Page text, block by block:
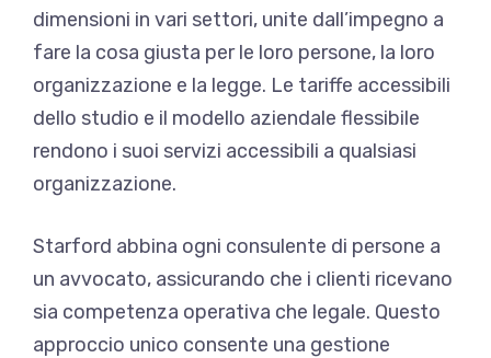
dimensioni in vari settori, unite dall’impegno a
fare la cosa giusta per le loro persone, la loro
organizzazione e la legge. Le tariffe accessibili
dello studio e il modello aziendale flessibile
rendono i suoi servizi accessibili a qualsiasi
organizzazione.
Starford abbina ogni consulente di persone a
un avvocato, assicurando che i clienti ricevano
sia competenza operativa che legale. Questo
approccio unico consente una gestione